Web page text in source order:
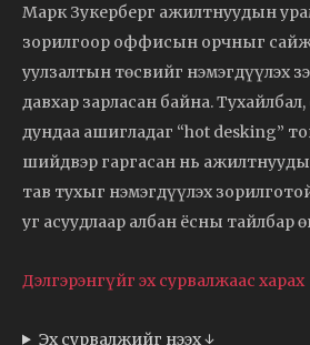
Марк Зукерберг ажилтнуудын
зорилгоор оффисын орчныг
уулзалтын төсвийг нэмэгдүүлэх
давхар зарласан байна.
дундаа ашигладаг “hot desking”
шийдвэр гаргасан нь
тав тухыг нэмэгдүүлэх
уг асуудлаар албан ёсны тайлбар
Дэлгэрэнгүйг эх сурвалжаас харах
Эх сурвалжийг нээх ↓